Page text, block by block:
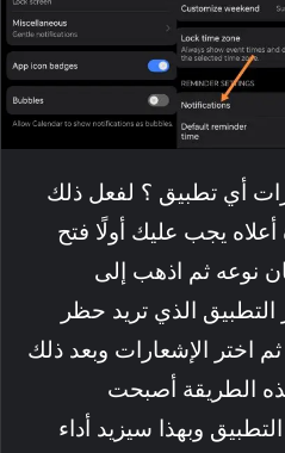
أي تطبيق ؟ لفعل ذلك
يجب عليك أولًا فتح
نوعه ثم اذهب إلى
التطبيق الذي تريد حظر
اختر الإشعارات وبعد ذلك
الطريقة أصبحت
وبهذا سيزيد أداء